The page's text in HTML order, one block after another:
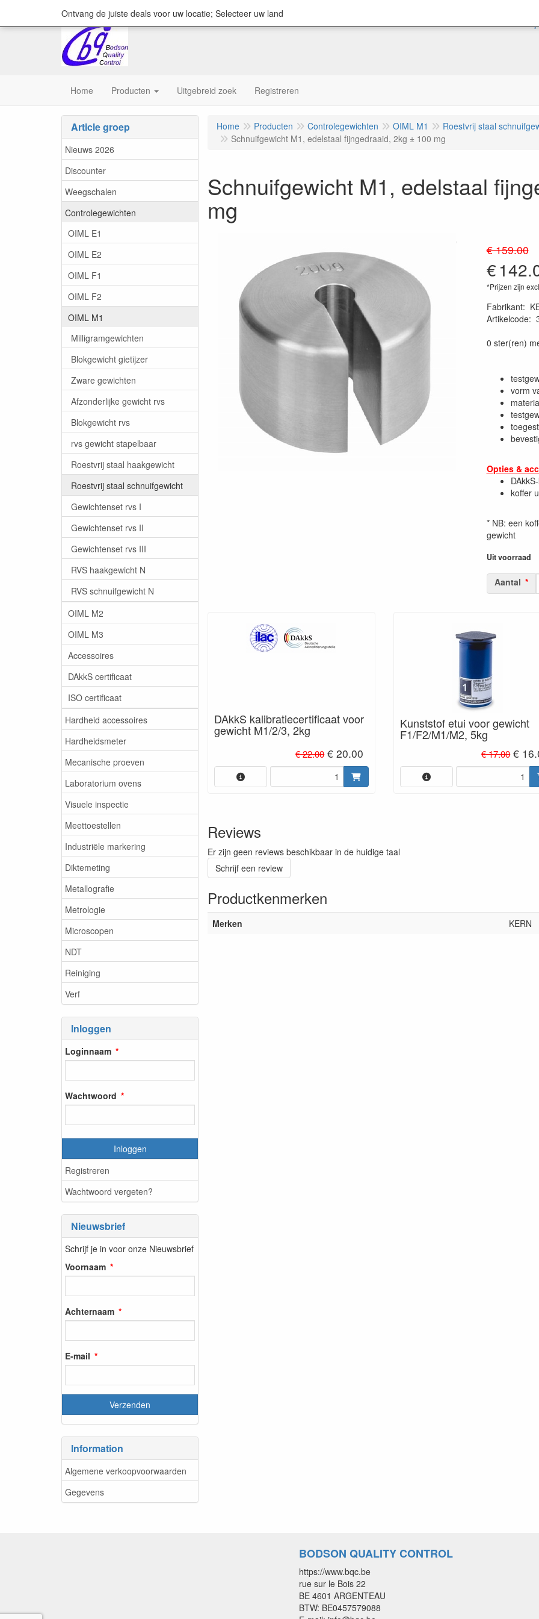
Home Producten Uitgebreid zoek Registreren
Article groep
Nieuws 2026
Discounter
Weegschalen
Controlegewichten
OIML E1
OIML E2
OIML F1
OIML F2
OIML M1
Milligramgewichten
Blokgewicht gietijzer
Zware gewichten
Afzonderlijke gewicht rvs
Blokgewicht rvs
rvs gewicht stapelbaar
Roestvrij staal haakgewicht
Roestvrij staal schnuifgewicht
Gewichtenset rvs I
Gewichtenset rvs II
Gewichtenset rvs III
RVS haakgewicht N
RVS schnuifgewicht N
OIML M2
OIML M3
Accessoires
DAkkS certificaat
ISO certificaat
Hardheid accessoires
Hardheidsmeter
Mecanische proeven
Laboratorium ovens
Visuele inspectie
Meettoestellen
Industriële markering
Diktemeting
Metallografie
Metrologie
Microscopen
NDT
Reiniging
Verf
Inloggen
Loginnaam
Wachtwoord
Inloggen
Registreren
Wachtwoord vergeten?
Nieuwsbrief
Schrijf je in voor onze Nieuwsbrief
Voornaam
Achternaam
E-mail
Information
Algemene verkoopvoorwaarden
Gegevens
Home Producten Controlegewichten OIML M1
Roestvrij staal
Schnuifgewicht M1, edelstaal fijngedraaid, 2kg ± 100 mg
Schnuifgewicht M1, edelstaal
mg
€ 159.00
€
*Prijzen zijn
Fabrikant:
Artikelcode:
0 ster(ren)
vorm
Opties &
koffer
* NB: een
gewicht
Uit voorraad
Aantal
DAkkS kalibratiecertificaat voor
gewicht M1/2/3, 2kg
€ 22.00€ 20.00
Kunststof etui voor gewicht
F1/F2/M1/M2, 5kg
€ 17.00€
Reviews
Er zijn geen reviews beschikbaar in de huidige taal
Schrijf een review
Productkenmerken
Merken KERN
BODSON QUALITY CONTROL
https://www.bqc.be
rue sur le Bois 22
BE 4601 ARGENTEAU
BTW: BE0457579088
Ontvang de juiste deals voor uw locatie; Selecteer uw land